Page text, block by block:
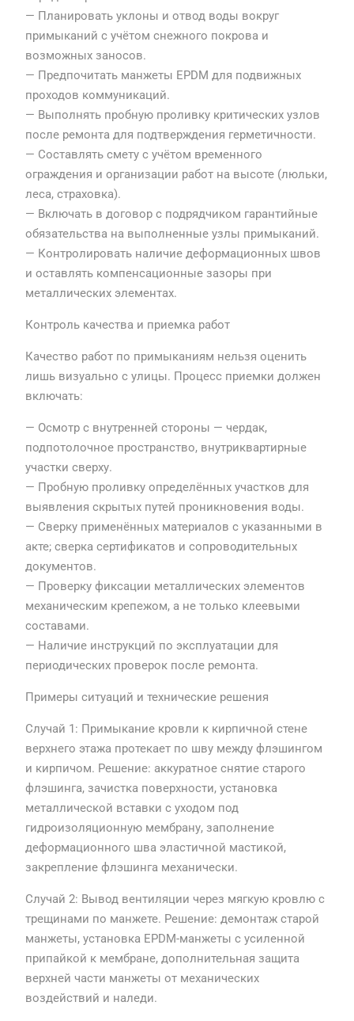
— Планировать уклоны и отвод воды вокруг
примыканий с учётом снежного покрова и
возможных заносов.
— Предпочитать манжеты EPDM для подвижных
проходов коммуникаций.
— Выполнять пробную проливку критических узлов
после ремонта для подтверждения герметичности.
— Составлять смету с учётом временного
ограждения и организации работ на высоте (люльки,
леса, страховка).
— Включать в договор с подрядчиком гарантийные
обязательства на выполненные узлы примыканий.
— Контролировать наличие деформационных швов
и оставлять компенсационные зазоры при
металлических элементах.
Контроль качества и приемка работ
Качество работ по примыканиям нельзя оценить
лишь визуально с улицы. Процесс приемки должен
включать:
— Осмотр с внутренней стороны — чердак,
подпотолочное пространство, внутриквартирные
участки сверху.
— Пробную проливку определённых участков для
выявления скрытых путей проникновения воды.
— Сверку применённых материалов с указанными в
акте; сверка сертификатов и сопроводительных
документов.
— Проверку фиксации металлических элементов
механическим крепежом, а не только клеевыми
составами.
— Наличие инструкций по эксплуатации для
периодических проверок после ремонта.
Примеры ситуаций и технические решения
Случай 1: Примыкание кровли к кирпичной стене
верхнего этажа протекает по шву между флэшингом
и кирпичом. Решение: аккуратное снятие старого
флэшинга, зачистка поверхности, установка
металлической вставки с уходом под
гидроизоляционную мембрану, заполнение
деформационного шва эластичной мастикой,
закрепление флэшинга механически.
Случай 2: Вывод вентиляции через мягкую кровлю с
трещинами по манжете. Решение: демонтаж старой
манжеты, установка EPDM-манжеты с усиленной
припайкой к мембране, дополнительная защита
верхней части манжеты от механических
воздействий и наледи.